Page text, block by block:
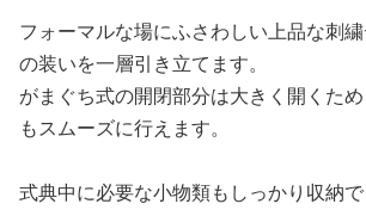
フォーマルな場にふさわしい上品な刺
の装いを一層引き立てます。
がまぐち式の開閉部分は大きく開くた
もスムーズに行えます。
式典中に必要な小物類もしっかり収納